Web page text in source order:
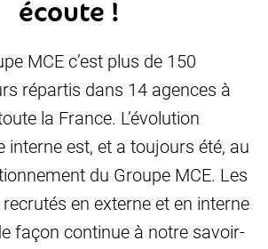
écoute !
MCE c’est plus de 150
répartis dans 14 agences à
la France. L’évolution
interne est, et a toujours été, au
du Groupe MCE. Les
en externe et en interne
façon continue à notre savoir-